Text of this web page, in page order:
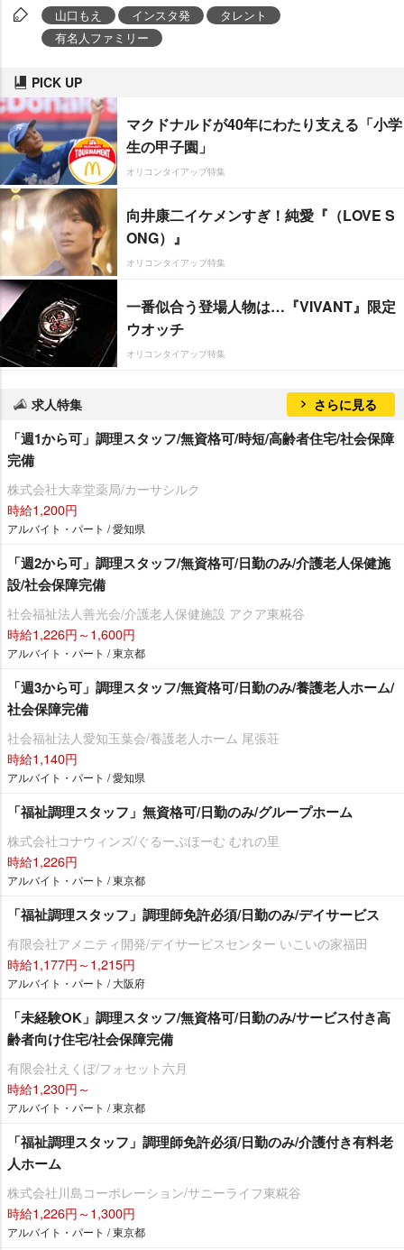
山口もえ インスタ発
タレント
有名人ファミリー
PICK UP
マクドナルドが40年にわたり支える「小学
生の甲子園」
オリコンタイアップ特集
向井康二イケメンすぎ！純愛『（LOVE S
ONG）』
オリコンタイアップ特集
一番似合う登場人物は…『VIVANT』限定
ウオッチ
オリコンタイアップ特集
求人特集 さらに見る
「週1から可」調理スタッフ/無資格可/時短/高齢者住宅/社会保障
完備
株式会社大幸堂薬局/カーサシルク
時給1,200円
アルバイト・パート / 愛知県
「週2から可」調理スタッフ/無資格可/日勤のみ/介護老人保健施
設/社会保障完備
社会福祉法人善光会/介護老人保健施設 アクア東糀谷
時給1,226円～1,600円
アルバイト・パート / 東京都
「週3から可」調理スタッフ/無資格可/日勤のみ/養護老人ホーム/
社会保障完備
社会福祉法人愛知玉葉会/養護老人ホーム 尾張荘
時給1,140円
アルバイト・パート / 愛知県
「福祉調理スタッフ」無資格可/日勤のみ/グループホーム
株式会社コナウィンズ/ぐるーぷほーむ むれの里
時給1,226円
アルバイト・パート / 東京都
「福祉調理スタッフ」調理師免許必須/日勤のみ/デイサービス
有限会社アメニティ開発/デイサービスセンター いこいの家福田
時給1,177円～1,215円
アルバイト・パート / 大阪府
「未経験OK」調理スタッフ/無資格可/日勤のみ/サービス付き高
齢者向け住宅/社会保障完備
有限会社えくぼ/フォセット六月
時給1,230円～
アルバイト・パート / 東京都
「福祉調理スタッフ」調理師免許必須/日勤のみ/介護付き有料老
人ホーム
株式会社川島コーポレーション/サニーライフ東糀谷
時給1,226円～1,300円
アルバイト・パート / 東京都